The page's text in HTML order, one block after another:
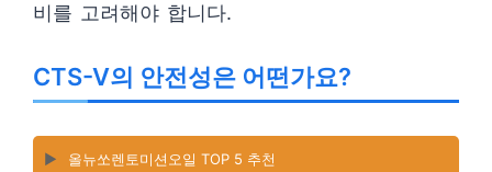
비를 고려해야 합니다.
CTS-V의 안전성은 어떤가요?
▶️ 올뉴쏘렌토미션오일 TOP 5 추천